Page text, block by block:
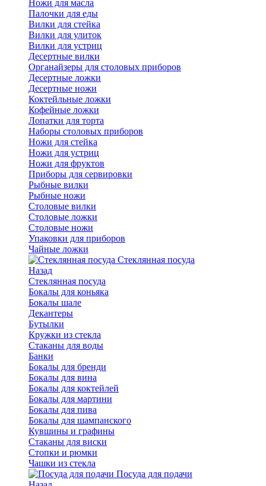
Ножи для масла
Палочки для еды
Вилки для стейка
Вилки для улиток
Вилки для устриц
Десертные вилки
Органайзеры для столовых приборов
Десертные ложки
Десертные ножи
Коктейльные ложки
Кофейные ложки
Лопатки для торта
Наборы столовых приборов
Ножи для стейка
Ножи для устриц
Ножи для фруктов
Приборы для сервировки
Рыбные вилки
Рыбные ножи
Столовые вилки
Столовые ложки
Столовые ножи
Упаковки для приборов
Чайные ложки
Стеклянная посуда
Назад
Стеклянная посуда
Бокалы для коньяка
Бокалы шале
Декантеры
Бутылки
Кружки из стекла
Стаканы для воды
Банки
Бокалы для бренди
Бокалы для вина
Бокалы для коктейлей
Бокалы для мартини
Бокалы для пива
Бокалы для шампанского
Кувшины и графины
Стаканы для виски
Стопки и рюмки
Чашки из стекла
Посуда для подачи